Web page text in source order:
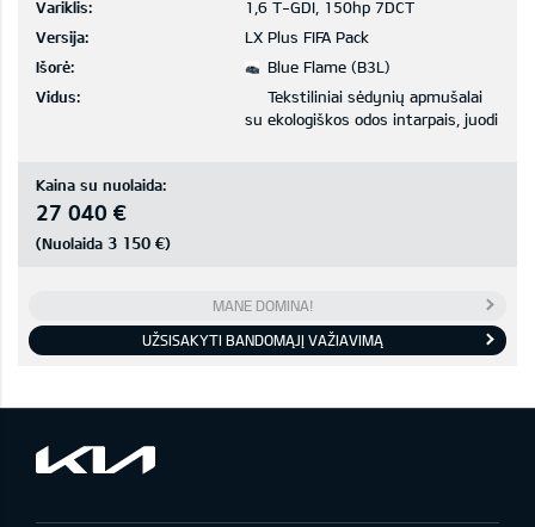
Variklis:
1,6 T-GDI, 150hp 7DCT
Versija:
LX Plus FIFA Pack
Išorė:
Blue Flame (B3L)
Vidus:
Tekstiliniai sėdynių apmušalai
su ekologiškos odos intarpais, juodi
Kaina su nuolaida:
27 040 €
(Nuolaida 3 150 €)
MANE DOMINA!
UŽSISAKYTI BANDOMĄJĮ VAŽIAVIMĄ